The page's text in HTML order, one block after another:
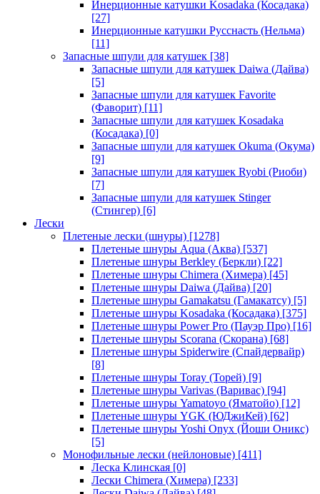
Инерционные катушки Kosadaka (Косадака)
[27]
Инерционные катушки Русснасть (Нельма)
[11]
Запасные шпули для катушек [38]
Запасные шпули для катушек Daiwa (Дайва)
[5]
Запасные шпули для катушек Favorite
(Фаворит) [11]
Запасные шпули для катушек Kosadaka
(Косадака) [0]
Запасные шпули для катушек Okuma (Окума)
[9]
Запасные шпули для катушек Ryobi (Риоби)
[7]
Запасные шпули для катушек Stinger
(Стингер) [6]
Лески
Плетеные лески (шнуры) [1278]
Плетеные шнуры Aqua (Аква) [537]
Плетеные шнуры Berkley (Беркли) [22]
Плетеные шнуры Chimera (Химера) [45]
Плетеные шнуры Daiwa (Дайва) [20]
Плетеные шнуры Gamakatsu (Гамакатсу) [5]
Плетеные шнуры Kosadaka (Косадака) [375]
Плетеные шнуры Power Pro (Пауэр Про) [16]
Плетеные шнуры Scorana (Скорана) [68]
Плетеные шнуры Spiderwire (Спайдервайр)
[8]
Плетеные шнуры Toray (Торей) [9]
Плетеные шнуры Varivas (Варивас) [94]
Плетеные шнуры Yamatoyo (Яматойо) [12]
Плетеные шнуры YGK (ЮДжиКей) [62]
Плетеные шнуры Yoshi Onyx (Йоши Оникс)
[5]
Монофильные лески (нейлоновые) [411]
Леска Клинская [0]
Лески Chimera (Химера) [233]